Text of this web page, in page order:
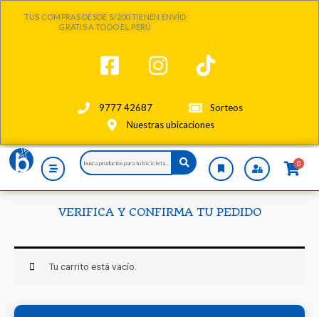
TUS COMPRAS DESDE S/200 TIENEN ENVÍO
GRATIS A TODO EL PERÚ
9777 42687
Sorteos
Nuestras ubicaciones
Search
...
0
VERIFICA Y CONFIRMA TU PEDIDO
Tu carrito está vacío.